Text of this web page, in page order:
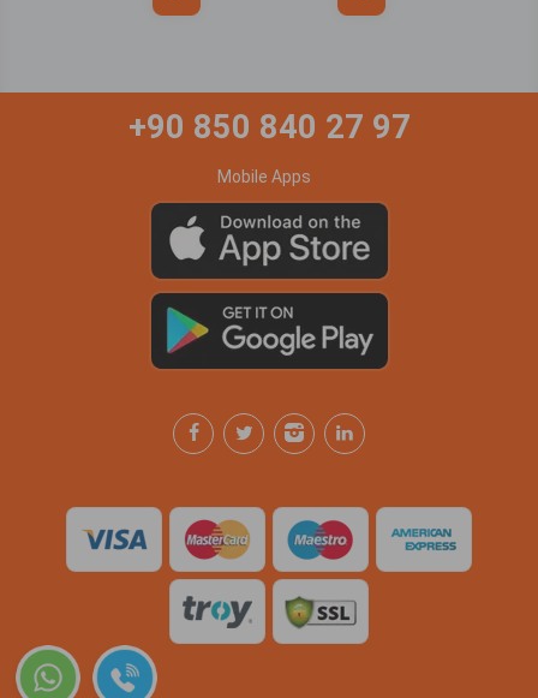
+90 850 840 27 97
Mobile Apps